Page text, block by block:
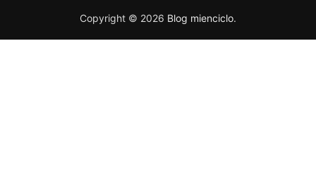
Copyright © 2026 Blog mienciclo.